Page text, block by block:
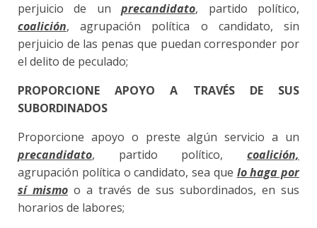
perjuicio de unprecandidato, partido político,
coalición, agrupación política o candidato, sin
perjuicio de las penas que puedan corresponder por
el delito de peculado;
PROPORCIONE APOYO A TRAVÉS DE SUS
SUBORDINADOS
Proporcione apoyo o preste algún servicio a un
precandidato, partido político, coalición,
agrupación política o candidato, sea que lo haga por
sí mismo o a través de sus subordinados, en sus
horarios de labores;